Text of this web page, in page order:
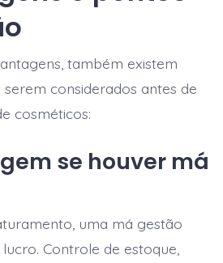
também existem
serem considerados antes de
cosméticos:
se houver má
uma má gestão
Controle de estoque,